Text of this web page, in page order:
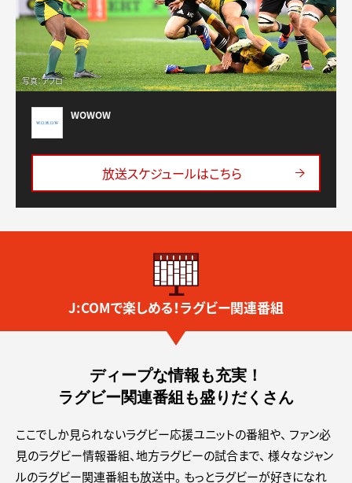
写真：アフロ
WOWOW
放送スケジュールはこちら
J:COMで楽しめる！ラグビー関連番組
ディープな情報も充実！
ラグビー関連番組も盛りだくさん
ここでしか見られないラグビー応援ユニットの番組や、 ファン必
見のラグビー情報番組、地方ラグビーの試合まで、 様々なジャン
ルのラグビー関連番組も放送中。 もっとラグビーが好きになれ